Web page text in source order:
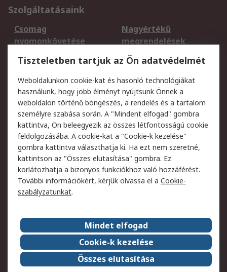
Szolgáltatásaink
Csomag
nyomonkövetése
Nagyértékű
megrendelések
Regisztráció
Szállítás
Termékvisszaküldés
Szolgáltatások
Jogi
Adatvédelmi
szabályzat
Az RS értékesítési
feltételei
Cookie szabályzat
Email biztonság
Webhelyre vonatkozó
feltételek
Weboldal felhasználói
szabályzata
Képviseletek
Rólunk
Vállalatcsoport
Karrier
Díjak és elismerések
ESG globális célok
Tiszteletben tartjuk az Ön adatvédelmét
Weboldalunkon cookie-kat és hasonló technológiákat
használunk, hogy jobb élményt nyújtsunk Önnek a
weboldalon történő böngészés, a rendelés és a tartalom
személyre szabása során. A "Mindent elfogad" gombra
kattintva, Ön beleegyezik az összes létfontosságú cookie
feldolgozásába. A cookie-kat a "Cookie-k kezelése"
gombra kattintva választhatja ki. Ha ezt nem szeretné,
kattintson az "Összes elutasítása" gombra. Ez
korlátozhatja a bizonyos funkciókhoz való hozzáférést.
További információkért, kérjük olvassa el a Cookie-
szabályzatunkat.
Mindet elfogad
Cookie-k kezelése
Összes elutasítása